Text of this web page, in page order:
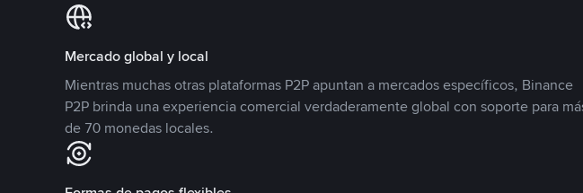
Mercado global y local
Mientras muchas otras plataformas P2P apuntan a mercados específicos, Binance
P2P brinda una experiencia comercial verdaderamente global con soporte para
de 70 monedas locales.